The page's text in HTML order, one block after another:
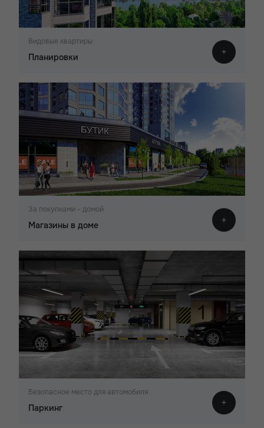
Видовые квартиры
Планировки
За покупками - домой
Магазины в доме
Безопасное место для автомобиля
Паркинг